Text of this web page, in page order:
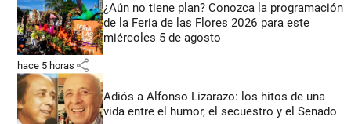
¿Aún no tiene plan? Conozca la programación
de la Feria de las Flores 2026 para este
miércoles 5 de agosto
hace 5 horas share
Adiós a Alfonso Lizarazo: los hitos de una
vida entre el humor, el secuestro y el Senado